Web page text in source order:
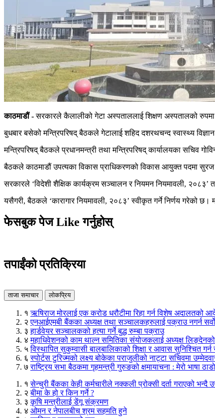
काठमाडौं -सरकारले कैलालीको गेटा अस्पताललाई शिक्षण अस्पतालको
बुधबार बसेको मन्त्रिपरिषद् बैठकले गेटालाई शहिद दशरथचन्द स्वास्थ्य
मन्त्रिपरिषद् बैठकले प्रधानमन्त्री तथा मन्त्रिपरिषद् कार्यालयका सचिव
बैठकले काठमाडौं उपत्यका विकास प्राधिकरणको विकास आयुक्त पदमा सुरज
सरकारले ‘विदेशी शैक्षिक कार्यक्रम सञ्चालन र नियमन नियमावली, २०८३’
यसैगरी, बैठकले ‘कारागार नियमावली, २०८३’ स्वीकृत गर्ने निर्णय गरेको छ।
फेसबुक पेज Like गर्नुहोस्
तपाईंको प्रतिक्रिया
ताजा समाचार लोकप्रिय
१ ऋषिराज मोरलाई एक करोड धरौटीमा रिहा गर्न विशेष अदालतको
२ एनआईएमबी बैंकका अध्यक्ष तथा सञ्चालकहरुलाई पक्राउ नगर्न
३ हार्डवेयर सञ्चालकको हत्या गर्ने बुद्ध रुम्बा पक्राउ
४ महाधिवेशनको काम थाल्न समितिका संयोजकलाई अध्यक्ष लिङ्देनको
५ विस्थापित सुकुम्वासी बालबालिकाको शिक्षा र आवास सुनिश्चित
६ स्पोर्टस टुरिज्मको लक्ष्य बोकेका पराजुलीको नाट्टा सचिवमा
७ राष्ट्रिय सभा बैठकमा गृहमन्त्री गुरुङको क्षमायाचना : मेरो भाषा
१ सेन्चुरी बैंकका केही कर्मचारीले नक्कली प्रोक्सी दर्ता गराएको भन्दै
२ बीमा के हो र किन गर्ने ?
३ कृषि मन्त्रीलाई डेंगू संक्रमण
४ ओमन र नेपालबीच श्रम सहमति हुने